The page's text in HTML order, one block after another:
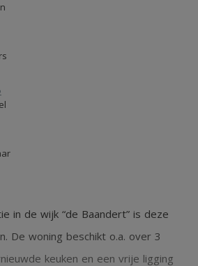
in de wijk “de Baandert” is deze
De woning beschikt o.a. over 3
keuken en een vrije ligging